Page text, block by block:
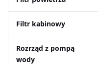
Filtr kabinowy
Rozrząd z pompą
wody